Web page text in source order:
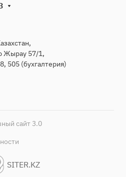
Жырау 57/1,
505 (бухгалтерия)
сайт 3.0
SITER.KZ